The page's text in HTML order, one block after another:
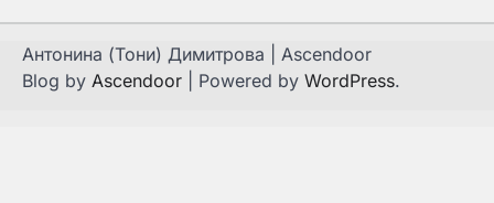
Антонина (Тони) Димитрова | Ascendoor
Blog by Ascendoor | Powered by WordPress.